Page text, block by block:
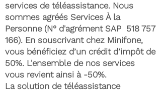
services de téléassistance. Nous
sommes agréés Services À la
Personne (N° d'agrément SAP 518 757
166). En souscrivant chez Minifone,
vous bénéficiez d’un crédit d’impôt de
50%. L'ensemble de nos services
vous revient ainsi à -50%.
La solution de téléassistance